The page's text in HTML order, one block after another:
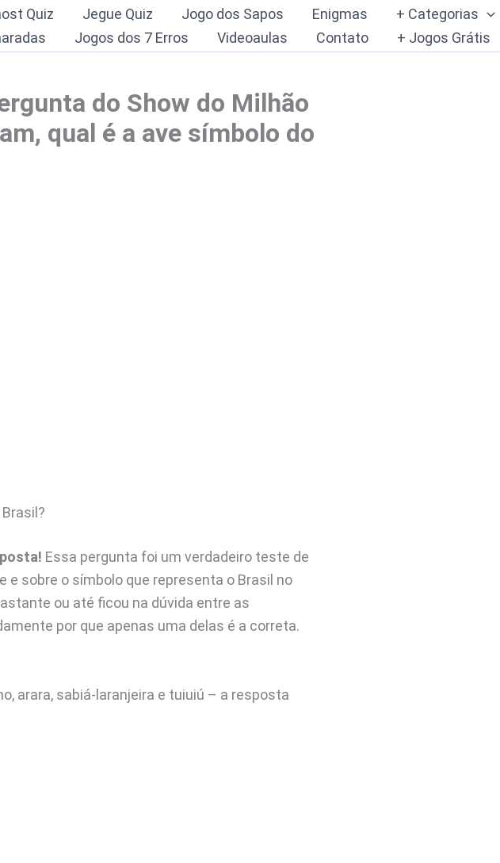
Quiz Jegue Quiz Jogo dos Sapos Enigmas
+ Categorias
Jogos dos 7 Erros Videoaulas Contato + Jogos Grátis
do Show do Milhão
qual é a ave símbolo do
Essa pergunta foi um verdadeiro teste de
sobre o símbolo que representa o Brasil no
ou até ficou na dúvida entre as
por que apenas uma delas é a correta.
arara, sabiá-laranjeira e tuiuiú – a resposta